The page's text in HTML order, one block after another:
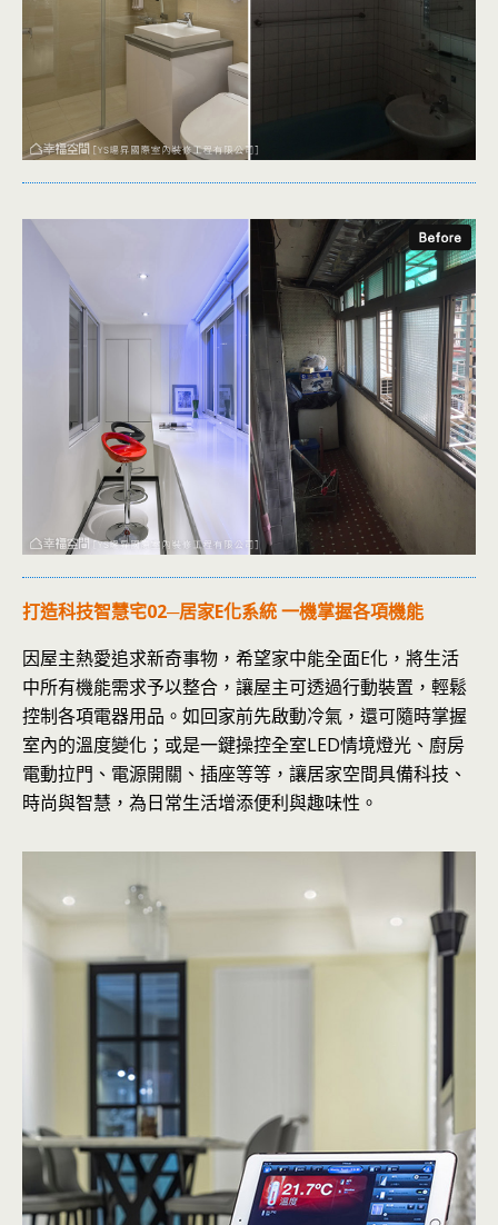
打造科技智慧宅02─居家E化系統 一機掌握各項機能
因屋主熱愛追求新奇事物，希望家中能全面E化，將生活
中所有機能需求予以整合，讓屋主可透過行動裝置，輕鬆
控制各項電器用品。如回家前先啟動冷氣，還可隨時掌握
室內的溫度變化；或是一鍵操控全室LED情境燈光、廚房
電動拉門、電源開關、插座等等，讓居家空間具備科技、
時尚與智慧，為日常生活增添便利與趣味性。